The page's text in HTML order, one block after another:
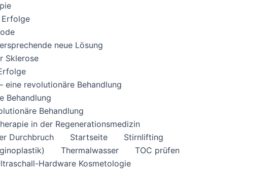
Erfolge
neue Lösung
Sklerose
eine revolutionäre Behandlung
Behandlung
Behandlung
in der Regenerationsmedizin
Durchbruch
Startseite
Stirnlifting
Thermalwasser
TOC prüfen
Hardware Kosmetologie